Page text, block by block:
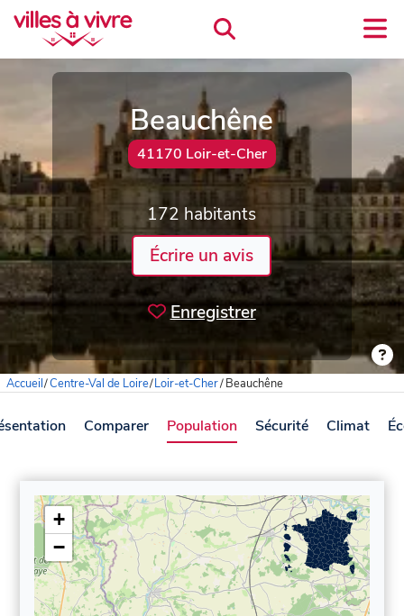
Beauchêne
41170 Loir-et-Cher
172 habitants
Écrire un avis
Enregistrer
Accueil/Centre-Val de Loire/Loir-et-Cher/Beauchêne
Comparer Population Sécurité Climat
+
−